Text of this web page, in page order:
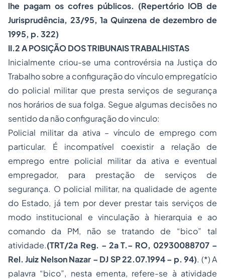
lhe pagam os cofres públicos. (Repertório IOB de
Jurisprudência, 23/95, 1a Quinzena de dezembro de
1995, p. 322)
II.2 A POSIÇÃO DOS TRIBUNAIS TRABALHISTAS
Inicialmente criou-se uma controvérsia na Justiça do
Trabalho sobre a configuração do vínculo empregatício
do policial militar que presta serviços de segurança
nos horários de sua folga. Segue algumas decisões no
sentido da não configuração do vinculo:
Policial militar da ativa – vínculo de emprego com
particular. É incompatível coexistir a relação de
emprego entre policial militar da ativa e eventual
empregador, para prestação de serviços de
segurança. O policial militar, na qualidade de agente
do Estado, já tem por dever prestar tais serviços de
modo institucional e vinculação à hierarquia e ao
comando da PM, não se tratando de “bico” tal
atividade.(TRT/2a Reg. – 2a T.– RO, 02930088707 –
Rel. Juiz Nelson Nazar – DJ SP 22.07.1994 – p. 94). (*) A
palavra “bico”, nesta ementa, refere-se à atividade